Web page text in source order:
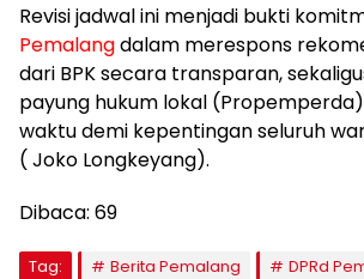
​Revisi jadwal ini menjadi bukti
Pemalangdalam merespons
dari BPK secara transparan,
payung hukum lokal
waktu demi kepentingan seluruh
( Joko Longkeyang).
Dibaca: 69
Tag: Berita Pemalang
DPRd